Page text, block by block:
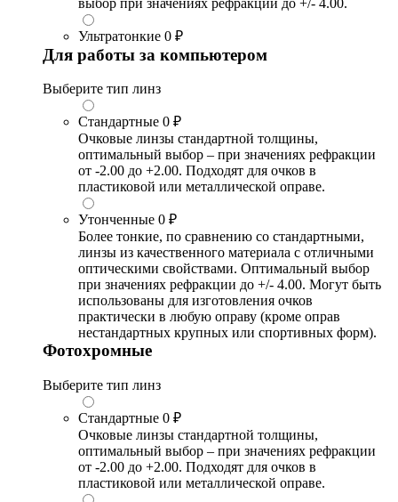
Ультратонкие 0 ₽
Для работы за компьютером
Выберите тип линз
Стандартные 0 ₽
Очковые линзы стандартной толщины,
оптимальный выбор – при значениях рефракции
от -2.00 до +2.00. Подходят для очков в
пластиковой или металлической оправе.
Утонченные 0 ₽
Более тонкие, по сравнению со стандартными,
линзы из качественного материала с отличными
оптическими свойствами. Оптимальный выбор
при значениях рефракции до +/- 4.00. Могут быть
использованы для изготовления очков
практически в любую оправу (кроме оправ
нестандартных крупных или спортивных форм).
Фотохромные
Выберите тип линз
Стандартные 0 ₽
Очковые линзы стандартной толщины,
оптимальный выбор – при значениях рефракции
от -2.00 до +2.00. Подходят для очков в
пластиковой или металлической оправе.